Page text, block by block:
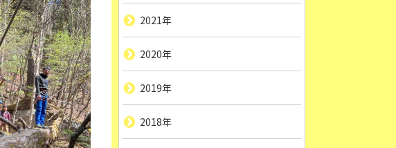
2021年
2020年
2019年
2018年